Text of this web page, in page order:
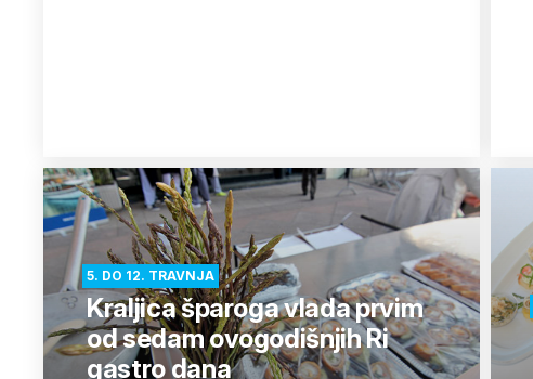
5. DO 12. TRAVNJA
Kraljica šparoga vlada prvim
od sedam ovogodišnjih Ri
gastro dana